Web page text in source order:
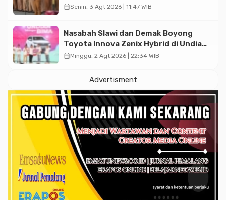
untuk Pelayanan Publik
calendar_monthSenin, 3 Agt 2026 | 11:47 WIB
Nasabah Slawi dan Demak Boyong
Toyota Innova Zenix Hybrid di Undian
Tabungan Bima Bank Jateng
calendar_monthMinggu, 2 Agt 2026 | 22:34 WIB
Advertisment